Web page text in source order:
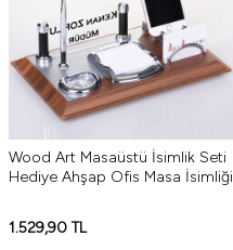
Wood Art Masaüstü İsimlik Seti
Hediye Ahşap Ofis Masa İsimliği
1.529,90 TL